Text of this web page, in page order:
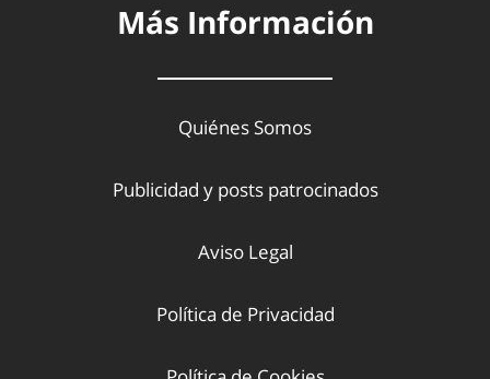
Más Información
Quiénes Somos
Publicidad y posts patrocinados
Aviso Legal
Política de Privacidad